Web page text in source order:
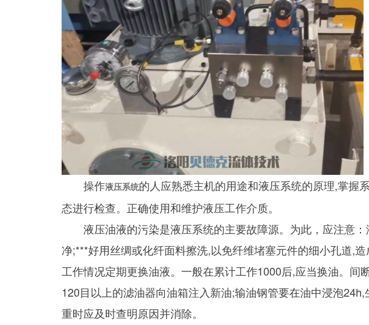
操作液压系统的人应熟悉主机的用途和液压系统的原理,掌握
态进行检查。正确使用和维护液压工作介质。
液压油液的污染是液压系统的主要故障源。为此，应注意：
净;***好用丝绸或化纤面料擦洗,以免纤维堵塞元件的细小孔道,
工作情况定期更换油液。一般在累计工作1000后,应当换油。
120目以上的滤油器向油箱注入新油;输油钢管要在油中浸泡
重时应及时查明原因并消除。